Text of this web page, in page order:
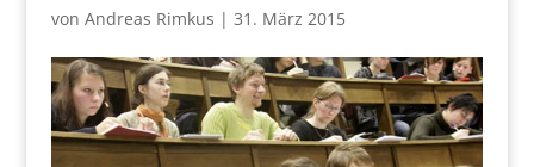
von Andreas Rimkus | 31. März 2015